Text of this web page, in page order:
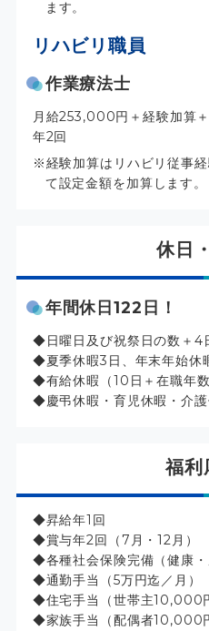
ます。
リハビリ職員
作業療法士
月給253,000円＋経験加算
年2回
経験加算はリハビリ従事
て設定金額を加算します。
休日
年間休日122日！
日曜日及び祝祭日の数＋4
夏季休暇3日、年末年始休
有給休暇（10日＋在職年数
慶弔休暇・育児休暇・介護
福利
昇給年1回
賞与年2回（7月・12月）
各種社会保険完備（健康
通勤手当（5万円迄／月）
住宅手当（世帯主10,000
家族手当（配偶者10,000